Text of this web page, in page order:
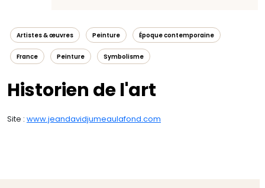
Artistes & œuvres Peinture Époque contemporaine
France Peinture Symbolisme
Historien de l'art
Site : www.jeandavidjumeaulafond.com